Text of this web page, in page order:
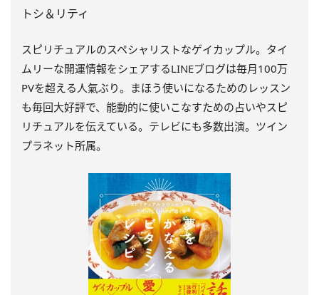
トシ＆リティ
スピリチュアルのスペシャリストなゲイカップル。タイ
ムリーな開運情報をシェアするLINEブログは毎月100万
PVを超える人氣ぶり。まほう使いになるためのレッスン
も毎回大好評で、能動的に使いこなすための占いやスピ
リチュアルを伝えている。テレビにも多数出演。ツイン
プラネット所属。